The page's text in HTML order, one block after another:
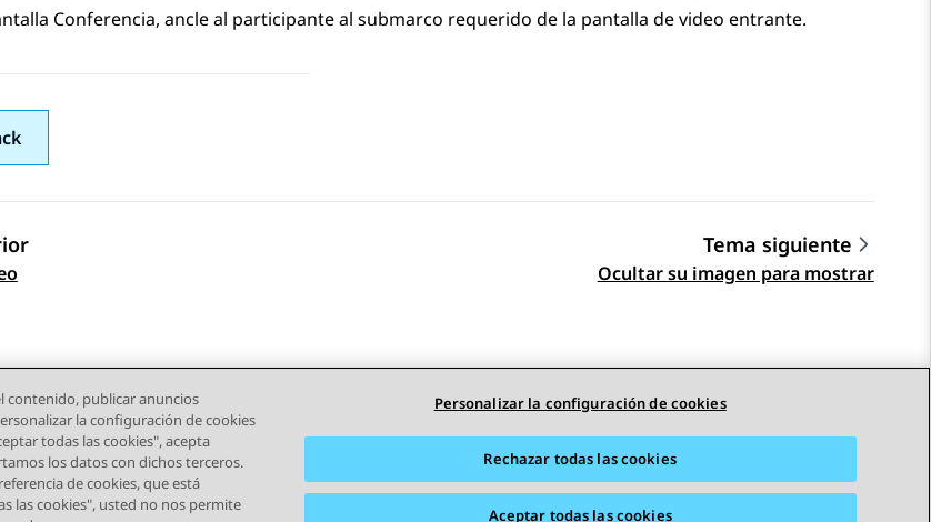
Conferencia, ancle al participante al submarco requerido de la pantalla de video entrante.
de tema
Tema siguiente
Ocultar su imagen para mostrar
contenido, publicar anuncios
la configuración de cookies
todas las cookies", acepta
los datos con dichos terceros.
de cookies, que está
las cookies", usted no nos permite
Personalizar la configuración de cookies
Rechazar todas las cookies
Aceptar todas las cookies